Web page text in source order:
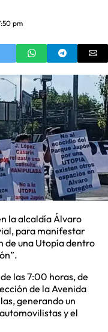
pm
la alcaldía Álvaro
para manifestar
de una Utopía dentro
las 7:00 horas, de
de la Avenida
generando un
y el